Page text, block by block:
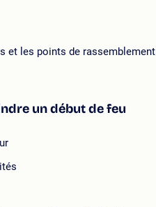
et les points de rassemblement
un début de feu